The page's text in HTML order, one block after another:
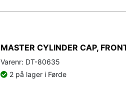
MASTER CYLINDER CAP,
Varenr: DT-80635
2 på lager i Førde